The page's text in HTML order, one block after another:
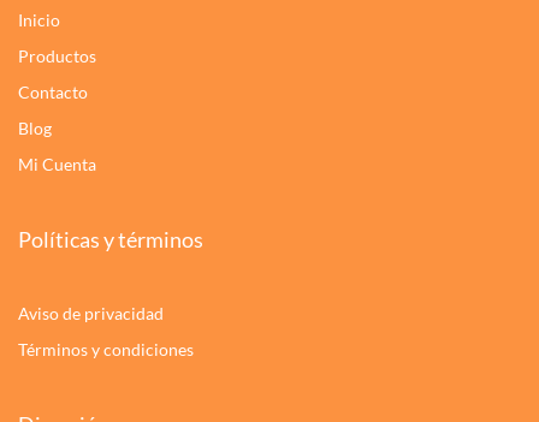
Inicio
Productos
Contacto
Blog
Mi Cuenta
Políticas y términos
Aviso de privacidad
Términos y condiciones